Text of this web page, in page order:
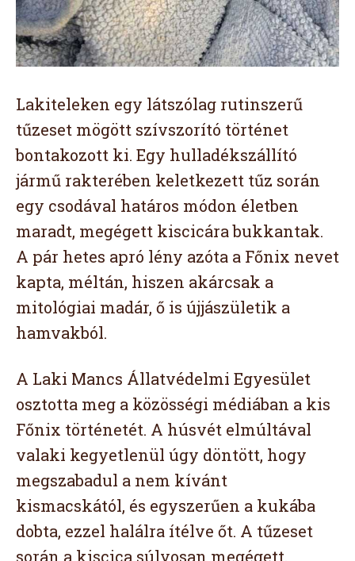
Lakiteleken egy látszólag rutinszerű
tűzeset mögött szívszorító történet
bontakozott ki. Egy hulladékszállító
jármű rakterében keletkezett tűz során
egy csodával határos módon életben
maradt, megégett kiscicára bukkantak.
A pár hetes apró lény azóta a Főnix nevet
kapta, méltán, hiszen akárcsak a
mitológiai madár, ő is újjászületik a
hamvakból.
A Laki Mancs Állatvédelmi Egyesület
osztotta meg a közösségi médiában a kis
Főnix történetét. A húsvét elmúltával
valaki kegyetlenül úgy döntött, hogy
megszabadul a nem kívánt
kismacskától, és egyszerűen a kukába
dobta, ezzel halálra ítélve őt. A tűzeset
során a kiscica súlyosan megégett,